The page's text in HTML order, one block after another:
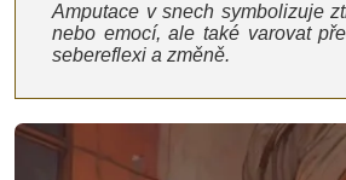
Amputace v snech symbolizuje
nebo emocí, ale také varovat
sebereflexi a změně.